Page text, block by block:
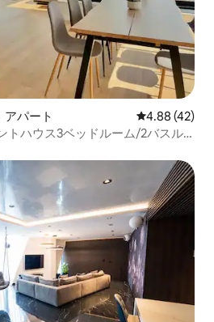
アパート レビュー42
4.88 (42)
トハウス3ベッドルーム/2バスル